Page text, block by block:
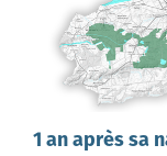
1 an après sa